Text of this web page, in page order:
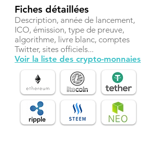
Fiches détaillées
Description, année de lancement,
ICO, émission, type de preuve,
algorithme, livre blanc, comptes
Twitter, sites officiels...
Voir la liste des crypto-monnaies